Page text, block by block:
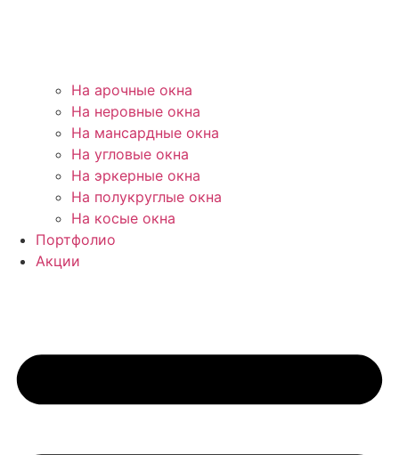
На арочные окна
На неровные окна
На мансардные окна
На угловые окна
На эркерные окна
На полукруглые окна
На косые окна
Портфолио
Акции